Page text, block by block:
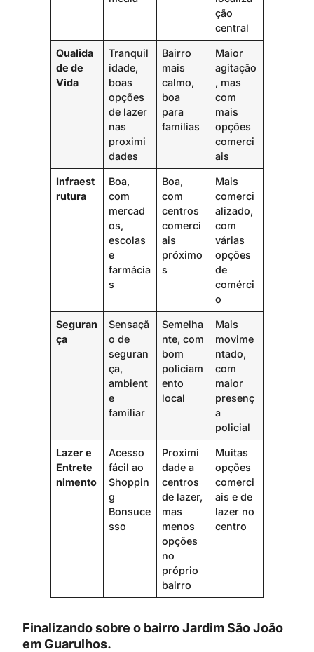
ção
central
Qualida
de de
Vida
Tranquil
idade,
boas
opções
de lazer
nas
proximi
dades
Bairro
mais
calmo,
boa
para
famílias
Maior
agitação
, mas
com
mais
opções
comerci
ais
Infraest
rutura
Boa,
com
mercad
os,
escolas
e
farmácia
s
Boa,
com
centros
comerci
ais
próximo
s
Mais
comerci
alizado,
com
várias
opções
de
comérci
o
Seguran
ça
Sensaçã
o de
seguran
ça,
ambient
e
familiar
Semelha
nte, com
bom
policiam
ento
local
Mais
movime
ntado,
com
maior
presenç
a
policial
Lazer e
Entrete
nimento
Acesso
fácil ao
Shoppin
g
Bonsuce
sso
Proximi
dade a
centros
de lazer,
mas
menos
opções
no
próprio
bairro
Muitas
opções
comerci
ais e de
lazer no
centro
Finalizando sobre o bairro Jardim São João
em Guarulhos.